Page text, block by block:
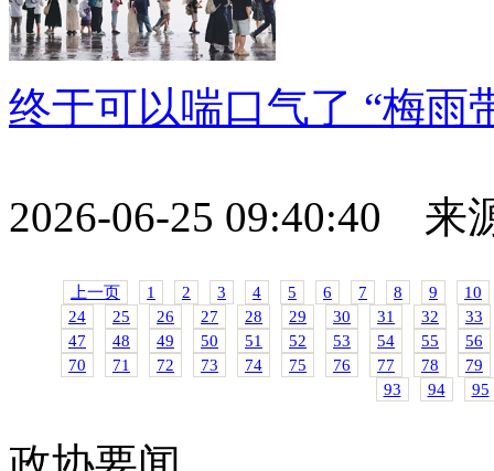
终于可以喘口气了 “梅雨
2026-06-25 09:40:40 来
上一页 1 2 3 4 5 6 7 8 9
10
24
25 26 27 28 29 30 31 32
33
47
48 49 50 51 52 53 54 55
56
70
71 72 73 74 75 76 77 78
79
93
94 95